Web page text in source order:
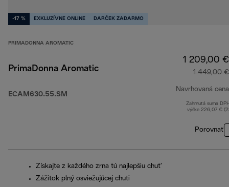
-17 % EXKLUZÍVNE ONLINE DARČEK ZADARMO
PRIMADONNA AROMATIC
PrimaDonna Aromatic
ECAM630.55.SM
1 209,00 €
1 449,00 €
Navrhovaná cena
Zahrnutá suma
výške 226,07 €
Porovnať
Získajte z každého zrna tú najlepšiu chuť
Zážitok plný osviežujúcej chuti